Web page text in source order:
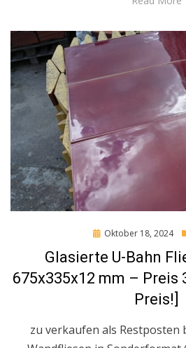
Posted
Oktober 18, 2024
Glasierte U-Bahn
675x335x12 mm – Preis
Preis!]
zu verkaufen als Restposten